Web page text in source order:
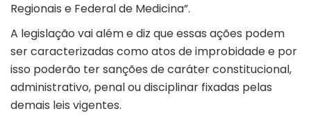
Regionais e Federal de Medicina”.
A legislação vai além e diz que essas ações podem
ser caracterizadas como atos de improbidade e por
isso poderão ter sanções de caráter constitucional,
administrativo, penal ou disciplinar fixadas pelas
demais leis vigentes.